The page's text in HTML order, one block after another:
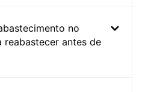
no
antes de